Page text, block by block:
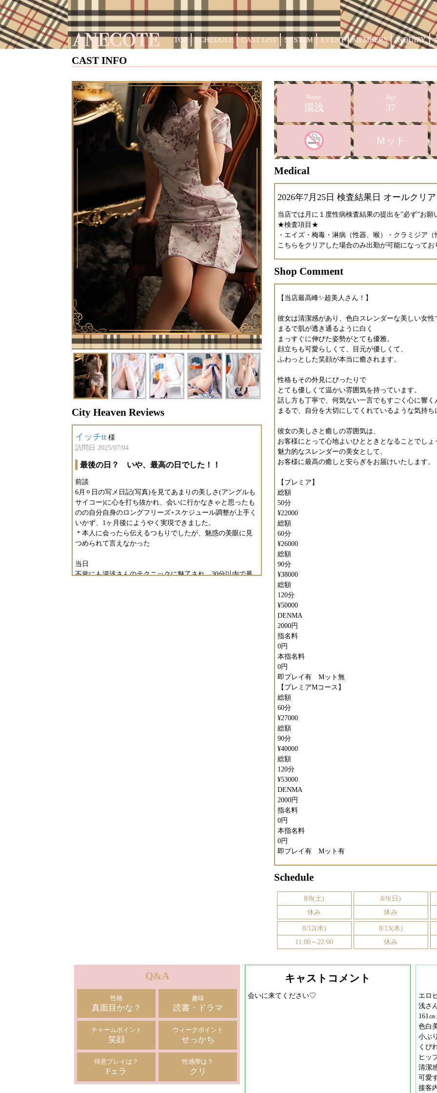
TOP SCHEDULE CAST LIST SYSTEM EVENT MEMBERS INQUIRY
CAST INFO
City Heaven Reviews
イッチtt 様
訪問日 2025/07/04
最後の日？ いや、最高の日でした！！
前談
6月⚪︎日の写メ日記(写真)を見てあまりの美しさ(アングルも
サイコー)に心を打ち抜かれ、会いに行かなきゃと思ったも
のの自分自身のロングフリーズ+スケジュール調整が上手く
いかず、1ヶ月後にようやく実現できました。
＊本人に会ったら伝えるつもりでしたが、魅惑の美眼に見
つめられて言えなかった
当日
不覚にも湯浅さんのテクニックに魅了され、30分以内で暴
これ程にお美しい姫がここでは書けない
あんな事❓️やこんな事⁉️をタップリと
サービス頂けるので言う事無しです‼️
バストのサイズは人によって
好みが異なるかも知れません🤔
しかしその形の良さと柔らかさが
細く引き締まったウエストと相まって
小部屋の中で抱き合って過ごすのには
理想とも言えるスタイルです👍
Name
湯浅
Age
37
Ｍット
Medical
2026年7月25日 検査結果日 オールクリア
当店では月に１度性病検査結果の提出を”必ず”お願
★検査項目★
・エイズ・梅毒・淋病（性器、喉）・クラミジア
こちらをクリアした場合のみ出勤が可能になって
Shop Comment
【当店最高峰✨超美人さん！】
彼女は清潔感があり、色白スレンダーな美しい女性
まるで肌が透き通るように白く
まっすぐに伸びた姿勢がとても優雅。
顔立ちも可愛らしくて、目元が優しくて、
ふわっとした笑顔が本当に癒されます。
性格もその外見にぴったりで
とても優しくて温かい雰囲気を持っています。
話し方も丁寧で、何気ない一言でもすごく心に響く
まるで、自分を大切にしてくれているような気持
彼女の美しさと癒しの雰囲気は、
お客様にとって心地よいひとときとなることでしょ
魅力的なスレンダーの美女として、
お客様に最高の癒しと安らぎをお届けいたします。
【プレミア】
総額
50分
¥22000
総額
60分
¥26000
総額
90分
¥38000
総額
120分
¥50000
DENMA
2000円
指名料
0円
本指名料
0円
即プレイ有 Mット無
【プレミアMコース】
総額
60分
¥27000
総額
90分
¥40000
総額
120分
¥53000
DENMA
2000円
指名料
0円
本指名料
0円
即プレイ有 Mット有
Schedule
8/8(土)
休み
8/9(日)
休み
8/12(水)
11:00～22:00
8/13(木)
休み
Q&A
性格
真面目かな？
趣味
読書・ドラマ
チャームポイント
笑顔
ウィークポイント
せっかち
得意プレイは？
Fェラ
性感帯は？
クリ
キャストコメント
会いに来てください♡
エロ
浅さ
161
色白
小ぶ
くび
ヒッ
清潔
可愛
接客